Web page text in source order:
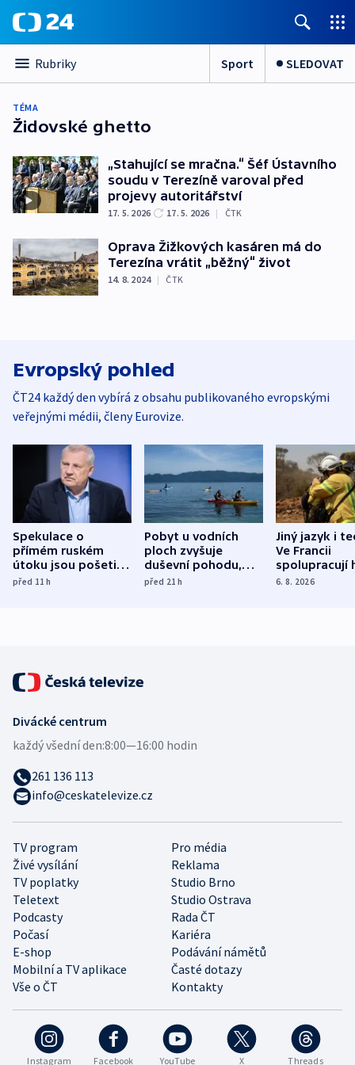
Rubriky Sport SLEDOVAT
TÉMA
Židovské ghetto
„Stahující se mračna.“ Šéf Ústavního
soudu v Terezíně varoval před
projevy autoritářství
17. 5. 2026 17. 5. 2026 | ČTK
Oprava Žižkových kasáren má do
Terezína vrátit „běžný“ život
14. 8. 2024 | ČTK
Evropský pohled
ČT24 každý den vybírá z obsahu publikovaného evropskými
veřejnými médii, členy Eurovize.
Spekulace o
přímém ruském
útoku jsou pošetilé,
míní estonský
před 11h
Pobyt u vodních
ploch zvyšuje
duševní pohodu,
ukázala
před 21h
Jiný jazyk i
Ve Francii
spolupracují
různých zemí
6. 8. 2026
Instagram Facebook YouTube X Threads
TV program
Pro média
Živé vysílání
Reklama
TV poplatky
Studio Brno
Teletext
Studio Ostrava
Podcasty
Rada ČT
Počasí
Kariéra
E-shop
Podávání námětů
Mobilní a TV aplikace
Časté dotazy
Vše o ČT
Kontakty
Divácké centrum
každý všední den:8:00—16:00 hodin
261 136 113
info@ceskatelevize.cz